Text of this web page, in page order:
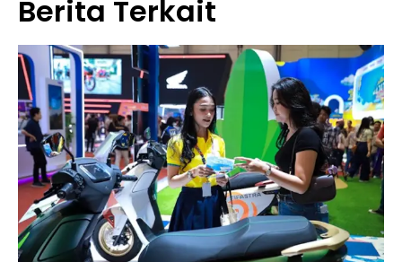
Berita Terkait